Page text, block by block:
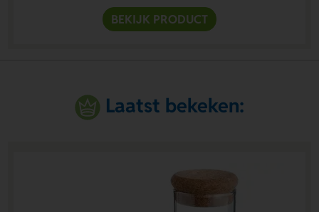
BEKIJK PRODUCT
Laatst bekeken: